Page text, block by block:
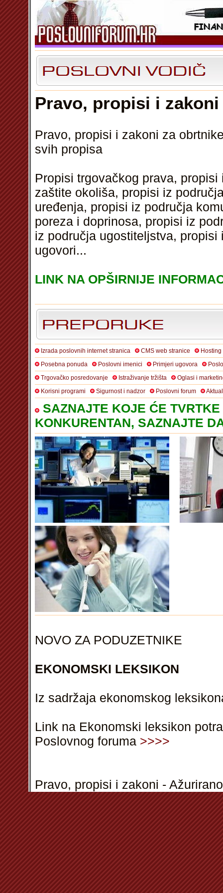
Pravo, propisi i zakoni
Pravo, propisi i zakoni za
svih propisa
Propisi trgovačkog prava,
zaštite okoliša, propisi iz
uređenja, propisi iz područja
poreza i doprinosa, propisi iz
iz područja ugostiteljstva,
ugovori...
LINK NA OPŠIRNIJE
Izrada poslovnih internet stranica CMS web stranice
Posebna ponuda
Poslovni imenici Primjeri ugovora
Trgovačko posredovanje
Istraživanje tržišta
Oglasi i
Korisni programi
Sigurnost i nadzor Poslovni forum
SAZNAJTE KOJE ĆE
KONKURENTAN, SAZNAJTE
NOVO ZA PODUZETNIKE
EKONOMSKI LEKSIKON
Iz sadržaja ekonomskog
Link na Ekonomski leksikon
Poslovnog foruma >>>>
Pravo, propisi i zakoni -